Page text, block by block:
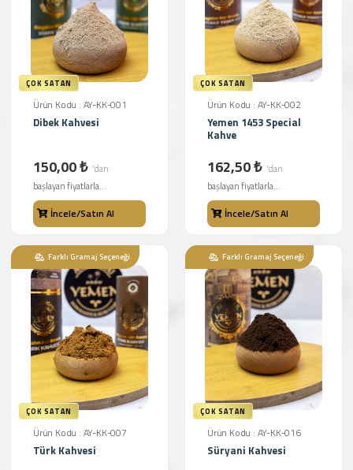
ÇOK SATAN
Ürün Kodu : AY-KK-001
Dibek Kahvesi
150,00 ₺ 'dan
başlayan fiyatlarla...
İncele/Satın Al
ÇOK SATAN
Ürün Kodu : AY-KK-002
Yemen 1453 Special
Kahve
162,50 ₺ 'dan
başlayan fiyatlarla...
İncele/Satın Al
ÇOK SATAN
Farklı Gramaj Seçeneği
Ürün Kodu : AY-KK-007
Türk Kahvesi
ÇOK SATAN
Farklı Gramaj Seçeneği
Ürün Kodu : AY-KK-016
Süryani Kahvesi